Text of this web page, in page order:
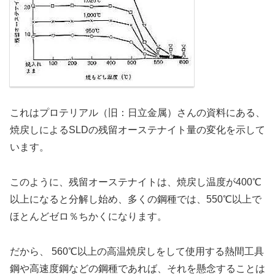
これはプロテリアル（旧：日立金属）さんの資料にある、
焼戻しによるSLDの残留オーステナイト量の変化を示して
います。
このように、残留オーステナイトは、焼戻し温度が400℃
以上になると分解し始め、多くの鋼種では、550℃以上で
ほとんどゼロ％ちかくになります。
だから、 560℃以上の高温焼戻しをして使用する熱間工具
鋼や高速度鋼などの鋼種であれば、それを懸念することは